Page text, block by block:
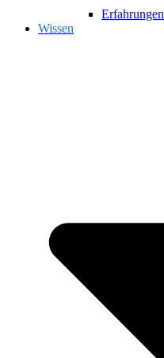
Erfahrungen
Wissen